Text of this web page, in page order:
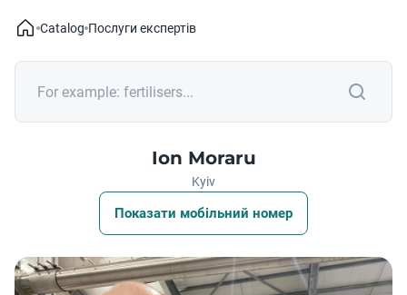
Catalog Послуги експертів
Ion Moraru
Kyiv
Показати мобільний номер